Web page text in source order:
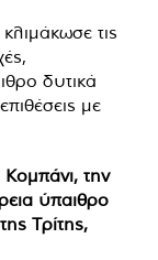
τις
δυτικά
με
την
ύπαιθρο
Τρίτης,